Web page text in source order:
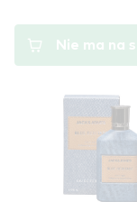
Nie ma na